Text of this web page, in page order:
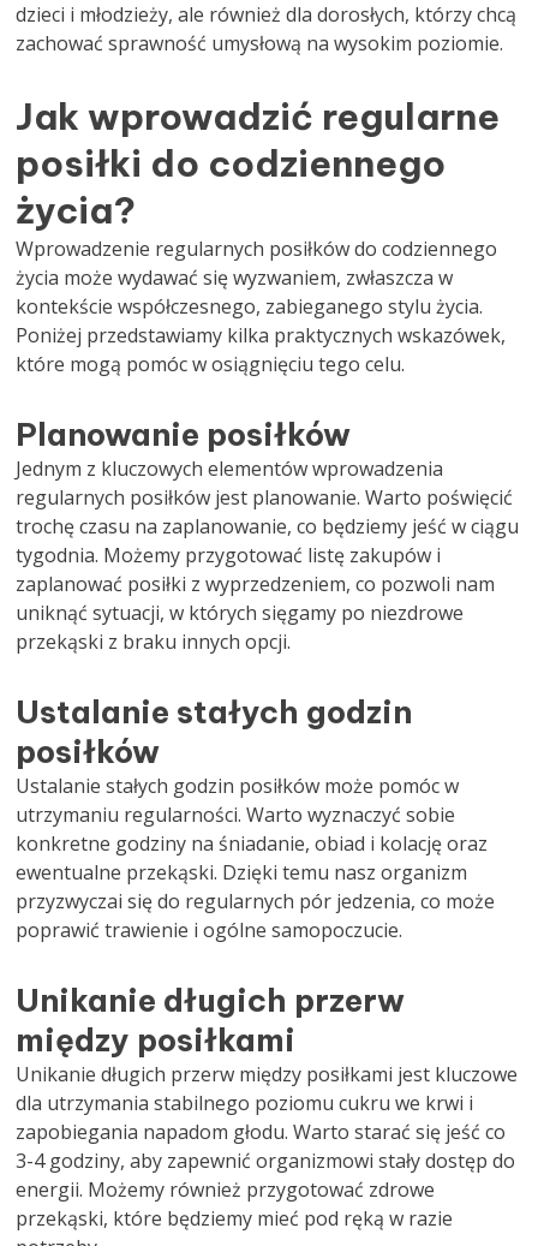
dzieci i młodzieży, ale również dla dorosłych, którzy chcą
zachować sprawność umysłową na wysokim poziomie.
Jak wprowadzić regularne
posiłki do codziennego
życia?
Wprowadzenie regularnych posiłków do codziennego
życia może wydawać się wyzwaniem, zwłaszcza w
kontekście współczesnego, zabieganego stylu życia.
Poniżej przedstawiamy kilka praktycznych wskazówek,
które mogą pomóc w osiągnięciu tego celu.
Planowanie posiłków
Jednym z kluczowych elementów wprowadzenia
regularnych posiłków jest planowanie. Warto poświęcić
trochę czasu na zaplanowanie, co będziemy jeść w ciągu
tygodnia. Możemy przygotować listę zakupów i
zaplanować posiłki z wyprzedzeniem, co pozwoli nam
uniknąć sytuacji, w których sięgamy po niezdrowe
przekąski z braku innych opcji.
Ustalanie stałych godzin
posiłków
Ustalanie stałych godzin posiłków może pomóc w
utrzymaniu regularności. Warto wyznaczyć sobie
konkretne godziny na śniadanie, obiad i kolację oraz
ewentualne przekąski. Dzięki temu nasz organizm
przyzwyczai się do regularnych pór jedzenia, co może
poprawić trawienie i ogólne samopoczucie.
Unikanie długich przerw
między posiłkami
Unikanie długich przerw między posiłkami jest kluczowe
dla utrzymania stabilnego poziomu cukru we krwi i
zapobiegania napadom głodu. Warto starać się jeść co
3-4 godziny, aby zapewnić organizmowi stały dostęp do
energii. Możemy również przygotować zdrowe
przekąski, które będziemy mieć pod ręką w razie